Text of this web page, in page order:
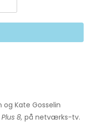
Kate Gosselin
8, på netværks-tv.